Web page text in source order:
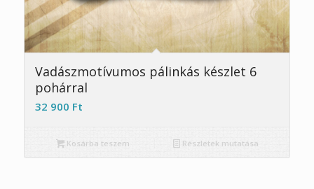
5.00
Vadászmotívumos pálinkás készlet 6
pohárral
32 900 Ft
Kosárba teszem Részletek mutatása